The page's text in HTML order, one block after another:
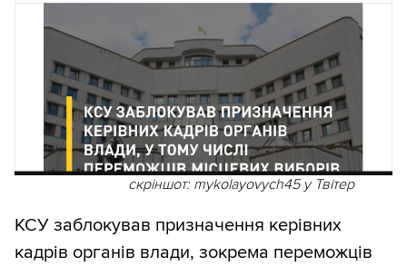
скріншот: mykolayovych45 у Твітер
КСУ заблокував призначення керівних
кадрів органів влади, зокрема переможців